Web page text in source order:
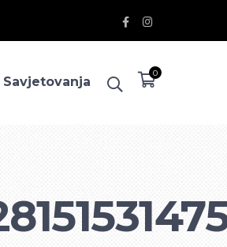
Facebook
Profile
Instagram
Profile
0
Savjetovanja